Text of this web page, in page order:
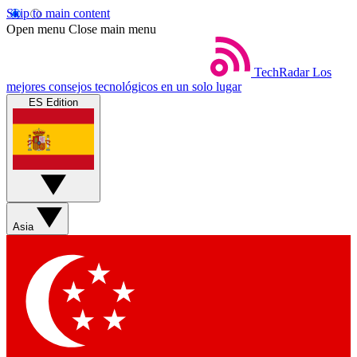
Skip to main content
Open menu Close main menu
TechRadar Los
mejores consejos tecnológicos en un solo lugar
ES Edition
Asia